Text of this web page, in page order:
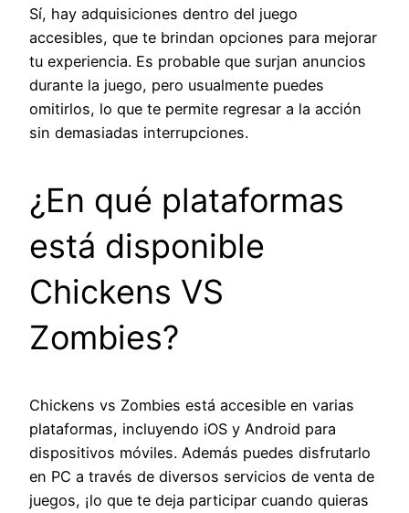
Sí, hay adquisiciones dentro del juego
accesibles, que te brindan opciones para mejorar
tu experiencia. Es probable que surjan anuncios
durante la juego, pero usualmente puedes
omitirlos, lo que te permite regresar a la acción
sin demasiadas interrupciones.
¿En qué plataformas
está disponible
Chickens VS
Zombies?
Chickens vs Zombies está accesible en varias
plataformas, incluyendo iOS y Android para
dispositivos móviles. Además puedes disfrutarlo
en PC a través de diversos servicios de venta de
juegos, ¡lo que te deja participar cuando quieras